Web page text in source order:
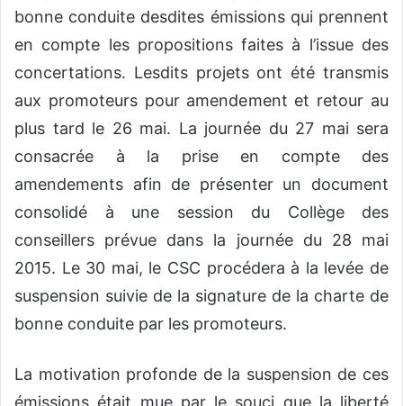
bonne conduite desdites émissions qui prennent
en compte les propositions faites à l’issue des
concertations. Lesdits projets ont été transmis
aux promoteurs pour amendement et retour au
plus tard le 26 mai. La journée du 27 mai sera
consacrée à la prise en compte des
amendements afin de présenter un document
consolidé à une session du Collège des
conseillers prévue dans la journée du 28 mai
2015. Le 30 mai, le CSC procédera à la levée de
suspension suivie de la signature de la charte de
bonne conduite par les promoteurs.
La motivation profonde de la suspension de ces
émissions était mue par le souci que la liberté